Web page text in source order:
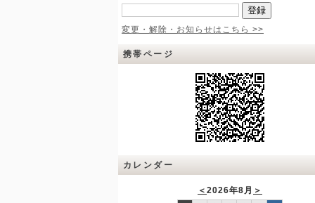
変更・解除・お知らせはこちら >>
携帯ページ
カレンダー
＜ 2026年8月 ＞